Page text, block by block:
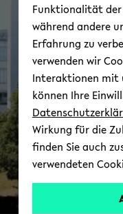
Funktionalität der
während andere
Erfahrung zu
verwenden wir
Interaktionen mit
können Ihre
Wirkung für die
finden Sie auch
verwendeten